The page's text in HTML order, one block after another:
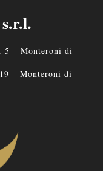
5 – Monteroni di
– Monteroni di